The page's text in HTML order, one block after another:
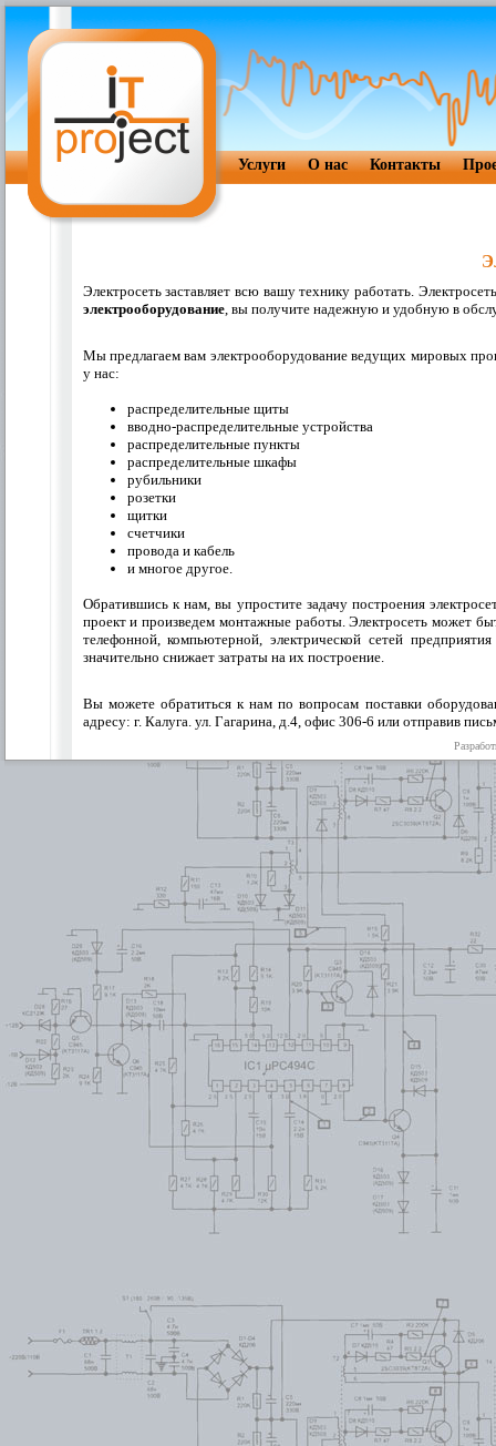
Услуги О нас Контакты
Электросеть заставляет всю вашу технику работать.
электрооборудование, вы получите надежную и удобную в
Мы предлагаем вам электрооборудование ведущих мировых
у нас:
распределительные щиты
вводно-распределительные устройства
распределительные пункты
распределительные шкафы
рубильники
розетки
щитки
счетчики
провода и кабель
и многое другое.
Обратившись к нам, вы упростите задачу построения
проект и произведем монтажные работы. Электросеть может
телефонной, компьютерной, электрической сетей
значительно снижает затраты на их построение.
Вы можете обратиться к нам по вопросам поставки
адресу: г. Калуга. ул. Гагарина, д.4, офис 306-6 или отправив